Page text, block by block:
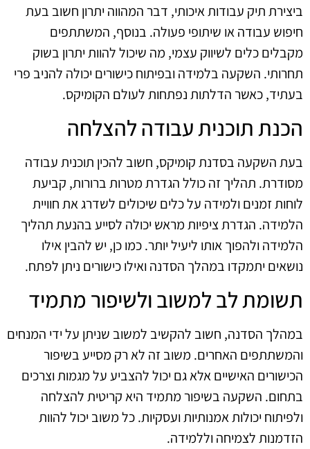
ביצירת תיק עבודות איכותי, דבר המהווה יתרון חשוב בעת
חיפוש עבודה או שיתופי פעולה. בנוסף, המשתתפים
מקבלים כלים לשיווק עצמי, מה שיכול להוות יתרון בשוק
תחרותי. השקעה בלמידה ובפיתוח כישורים יכולה להניב פרי
בעתיד, כאשר הדלתות נפתחות לעולם הקומיקס.
הכנת תוכנית עבודה להצלחה
בעת השקעה בסדנת קומיקס, חשוב להכין תוכנית עבודה
מסודרת. תהליך זה כולל הגדרת מטרות ברורות, קביעת
לוחות זמנים ולמידה על כלים שיכולים לשדרג את חוויית
הלמידה. הגדרת ציפיות מראש יכולה לסייע בהנעת תהליך
הלמידה ולהפוך אותו ליעיל יותר. כמו כן, יש להבין אילו
נושאים יתמקדו במהלך הסדנה ואילו כישורים ניתן לפתח.
תשומת לב למשוב ולשיפור מתמיד
במהלך הסדנה, חשוב להקשיב למשוב שניתן על ידי המנחים
והמשתתפים האחרים. משוב זה לא רק מסייע בשיפור
הכישורים האישיים אלא גם יכול להצביע על מגמות וצרכים
בתחום. השקעה בשיפור מתמיד היא קריטית להצלחה
ולפיתוח יכולות אמנותיות ועסקיות. כל משוב יכול להוות
הזדמנות לצמיחה וללמידה.